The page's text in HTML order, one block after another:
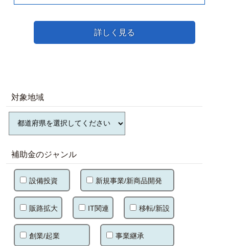
詳しく見る
対象地域
補助金のジャンル
設備投資 新規事業/新商品開発
販路拡大 IT関連 移転/新設
創業/起業 事業継承